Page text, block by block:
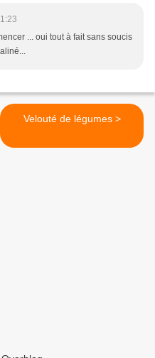
... oui tout à fait sans soucis
Velouté de légumes >